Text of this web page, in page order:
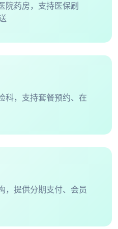
院药房，支持医保刷
科，支持套餐预约、在
，提供分期支付、会员